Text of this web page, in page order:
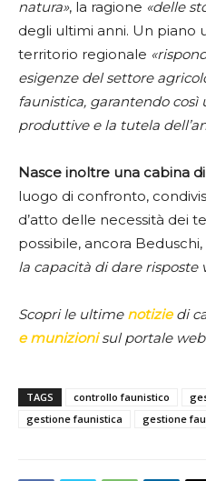
natura», la ragione «delle
degli ultimi anni. Un piano
territorio regionale
esigenze del settore
faunistica, garantendo
produttive e la tutela
Nasce inoltre una cabina
luogo di confronto,
d’atto delle necessità dei
possibile, ancora Beduschi,
la capacità di dare risposte
Scopri le ultime notiziedi
e munizionisul portale web
TAGS controllo faunistico
gestione faunistica
gestione